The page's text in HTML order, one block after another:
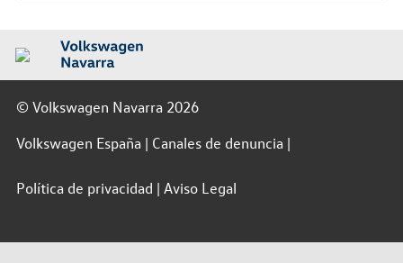
© Volkswagen Navarra 2026
Volkswagen España
Canales de denuncia
Política de privacidad Aviso Legal